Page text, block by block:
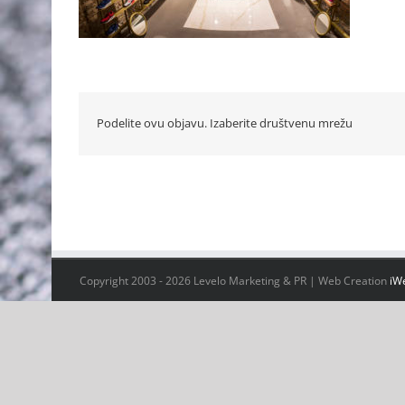
Podelite ovu objavu. Izaberite društvenu mrežu
Copyright 2003 -2026 Levelo Marketing & PR | Web Creation